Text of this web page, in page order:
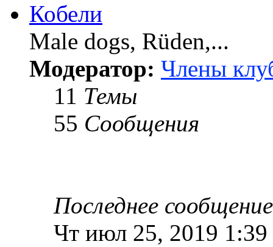
Кобели
Male dogs, Rüden,...
Модератор: Члены
11 Темы
55 Сообщения
Последнее сообщение
Чт июл 25, 2019 1:39